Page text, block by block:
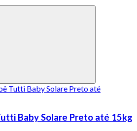
Baby Solare Preto até 15kg